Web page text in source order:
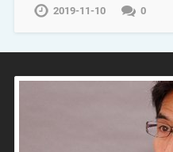
2019-11-10 0